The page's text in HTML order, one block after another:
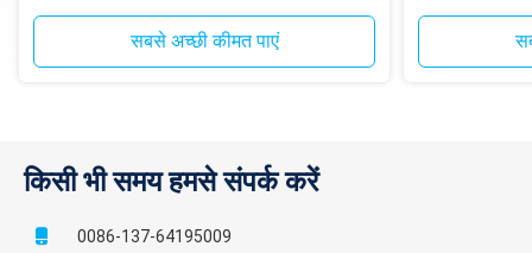
सबसे अच्छी कीमत पाएं
ड्रिलिंग के लिए
किसी भी समय हमसे संपर्क करें
0086-137-64195009